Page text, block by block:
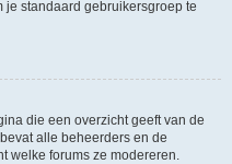
standaard gebruikersgroep te
die een overzicht geeft van de
alle beheerders en de
welke forums ze modereren.